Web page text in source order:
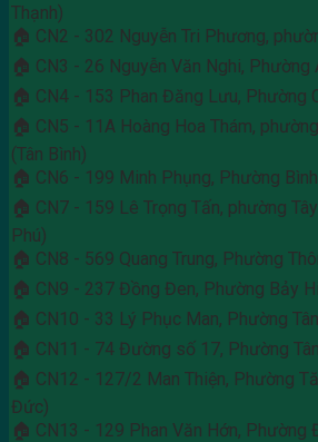
Thạnh)
🏠 CN2 - 302 Nguyễn Tri Phương,
🏠 CN3 - 26 Nguyễn Văn Nghi, Phường
🏠 CN4 - 153 Phan Đăng Lưu, Phường
🏠 CN5 - 11A Hoàng Hoa Thám,
(Tân Bình)
🏠 CN6 - 199 Minh Phụng, Phường
🏠 CN7 - 159 Lê Trọng Tấn, phường
Phú)
🏠 CN8 - 569 Quang Trung, Phường
🏠 CN9 - 237 Đồng Đen, Phường Bảy
🏠 CN10 - 33 Lý Phục Man, Phường
🏠 CN11 - 74 Đường số 17, Phường
🏠 CN12 - 127/2 Man Thiện, Phường
Đức)
🏠 CN13 - 129 Phan Văn Hớn, Phường